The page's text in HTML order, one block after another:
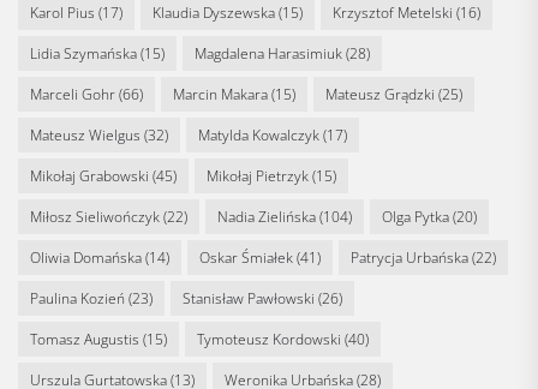
Karol Pius (17) Klaudia Dyszewska(15) Krzysztof Metelski (16)
Lidia Szymańska(15) Magdalena Harasimiuk(28)
Marceli Gohr(66) Marcin Makara(15) Mateusz Grądzki (25)
Mateusz Wielgus (32) Matylda Kowalczyk(17)
Mikołaj Grabowski (45) Mikołaj Pietrzyk(15)
Miłosz Sieliwończyk(22) Nadia Zielińska(104) Olga Pytka(20)
Oliwia Domańska(14) Oskar Śmiałek(41) Patrycja Urbańska(22)
Paulina Kozień (23) Stanisław Pawłowski (26)
Tomasz Augustis (15) Tymoteusz Kordowski (40)
Urszula Gurtatowska(13) Weronika Urbańska(28)